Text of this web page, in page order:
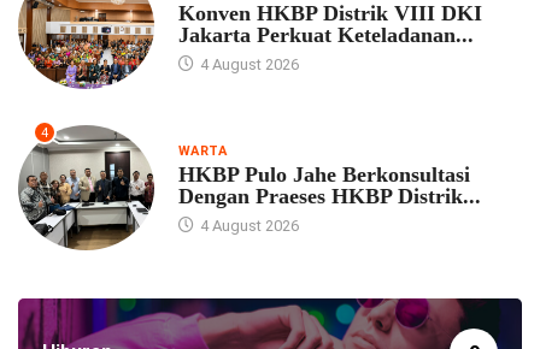
Konven HKBP Distrik VIII DKI
Jakarta Perkuat Keteladanan...
4 August 2026
4
WARTA
HKBP Pulo Jahe Berkonsultasi
Dengan Praeses HKBP Distrik...
4 August 2026